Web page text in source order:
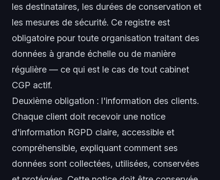
les destinataires, les durées de conservation et
les mesures de sécurité. Ce registre est
obligatoire pour toute organisation traitant des
données à grande échelle ou de manière
régulière — ce qui est le cas de tout cabinet
CGP actif.
Deuxième obligation : l'information des clients.
Chaque client doit recevoir une notice
d'information RGPD claire, accessible et
compréhensible, expliquant comment ses
données sont collectées, utilisées, conservées